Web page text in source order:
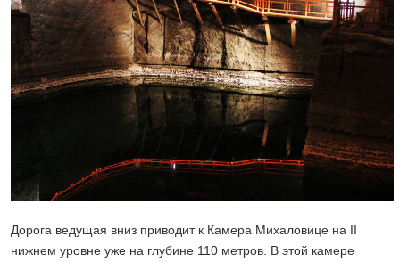
Дорога ведущая вниз приводит к Камера Михаловице на II
нижнем уровне уже на глубине 110 метров. В этой камере